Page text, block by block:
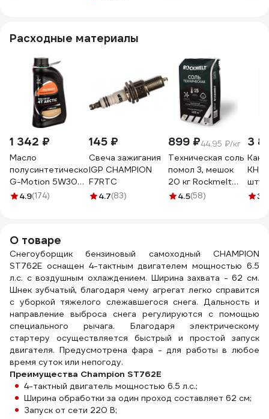
Расходные материалы
1 342 ₽
Масло
полусинтетическое
G-Motion 5W30
4Т ARCTIC (1 л)
4.9(174)
145 ₽
Свеча зажигания
IGP CHAMPION
F7RTC
4.7(83)
899 ₽44.95 ₽/кг
Техническая соль
помол 3, мешок
20 кг Rockmelt
65387
4.5(58)
3
КН-
штук
3.5
О товаре
Снегоуборщик бензиновый самоходный CHAMPION
ST762E оснащен 4-тактным двигателем мощностью 6.5
л.с. с воздушным охлаждением. Ширина захвата - 62 см.
Шнек зубчатый, благодаря чему агрегат легко справится
с уборкой тяжелого слежавшегося снега. Дальность и
направление выброса снега регулируются с помощью
специального рычага. Благодаря электрическому
стартеру осуществляется быстрый и простой запуск
двигателя. Предусмотрена фара - для работы в любое
время суток или непогоду.
Преимущества Champion ST762E
4-тактный двигатель мощностью 6.5 л.с.;
Ширина обработки за один проход составляет 62 см;
Запуск от сети 220 В;